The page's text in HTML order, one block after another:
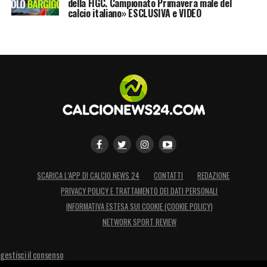
banco di prova della rinascita neroverde.
della FIGC. Campionato Primavera male del
calcio italiano» ESCLUSIVA e VIDEO
SCARICA L’APP DI CALCIO NEWS 24 CONTATTI
REDAZIONE
PRIVACY POLICY E TRATTAMENTO DEI DATI PERSONALI
INFORMATIVA ESTESA SUI COOKIE (COOKIE POLICY)
NETWORK SPORT REVIEW
gestisci il consenso